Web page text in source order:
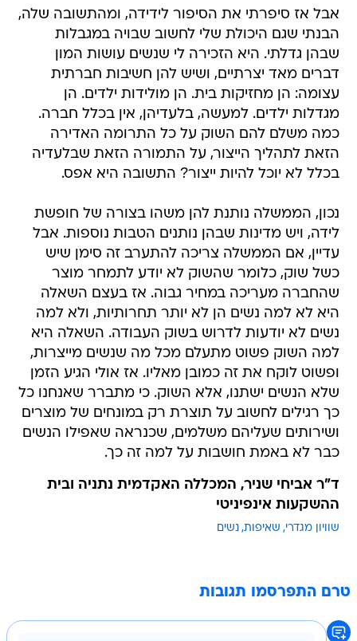
אבל אז סיפרתי את הסיפור לידידה, ומהתשובה שלה,
הבנתי שגם היכולת שלי לחשוב שבויה במגבלות
שבהן גדלתי. היא הזכירה לי שנשים עושות המון
דברים מאד יצרתיים, ושיש להן חשיבות חברתית
עצומה: הן מחזיקות בית. הן מולידות ילדים. הן
מגדלות ילדים. למעשה, בלעדיהן, אין בכלל חברה.
כמה משלם להם השוק על כל התרומה האדירה
הזאת לתהליך הייצור, על התמורה הזאת שבלעדיה
בכלל לא יוכל להיות ייצור? התשובה היא אפס.
נכון, הממשלה נותנת להן משהו בצורה של חופשת
לידה, ויש מדינות שבהן נותנים הטבות נוספות. אבל
עדיין, אם הממשלה צריכה להתערב זה סימן שיש
כשל שוק, כלומר שהשוק לא יודע לתמחר מוצר
שהחברה מעריכה במחיר גבוה. אז בעצם השאלה
היא לא למה נשים הן לא יותר תחרותיות, ולא למה
נשים לא יודעות לדרוש בשוק העבודה. השאלה היא
למה השוק פשוט מתעלם מכל מה שנשים מייצרות,
ופשוט לוקח את זה כמובן מאליו. אז אולי הגיע הזמן
שלא הנשים ישתנו, אלא השוק. כי מתברר שאנחנו כל
כך רגילים לחשוב על תוצרת רק במונחים של מוצרים
ושירותים שעליהם משלמים, שכנראה שאפילו הנשים
כבר לא באמת חושבות על למה זה כך.
ד"ר אביחי שניר, המכללה האקדמית נתניה ובית
ההשקעות אינפיניטי
שוויון מגדרי שאיפות נשים
טרם התפרסמו תגובות